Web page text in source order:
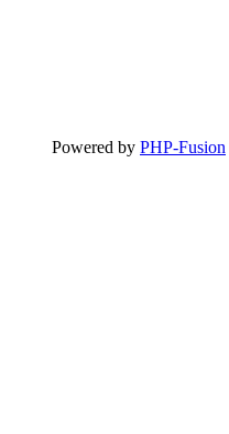
Powered by PHP-Fusion